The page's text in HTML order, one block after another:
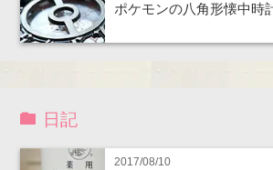
ポケモンの八角形懐中時
日記
2017/08/10